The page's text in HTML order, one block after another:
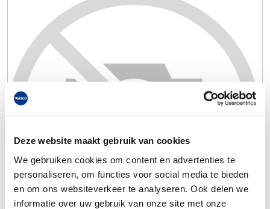
Deze website maakt gebruik van cookies
We gebruiken cookies om content en advertenties te
personaliseren, om functies voor social media te bieden
en om ons websiteverkeer te analyseren. Ook delen we
informatie over uw gebruik van onze site met onze